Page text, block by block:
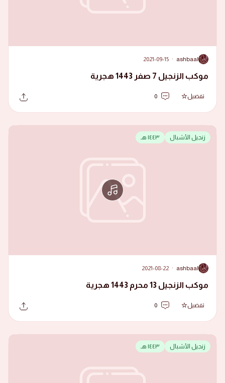
A
ashbaal
·
2021-09-15
موكب الزنجيل 7 صفر 1443 هجرية
تفضيل 0
زنجيل الأشبال ١٤٤٣ هـ
A
ashbaal
·
2021-08-22
موكب الزنجيل 13 محرم 1443 هجرية
تفضيل 0
زنجيل الأشبال ١٤٤٣ هـ